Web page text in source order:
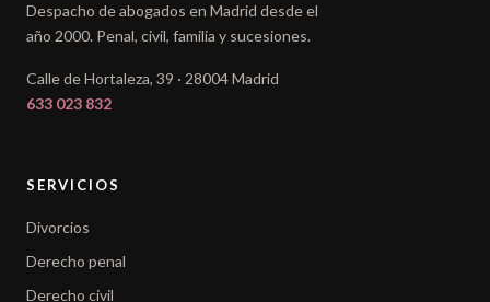
Despacho de abogados en Madrid desde el
año 2000. Penal, civil, familia y sucesiones.
Calle de Hortaleza, 39 · 28004 Madrid
633 023 832
SERVICIOS
Divorcios
Derecho penal
Derecho civil